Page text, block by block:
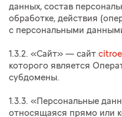
данных, состав
обработке, действия
с персональными
1.3.2. «Сайт» — сайт
которого является
субдомены.
1.3.3. «Персональные
относящаяся прямо или